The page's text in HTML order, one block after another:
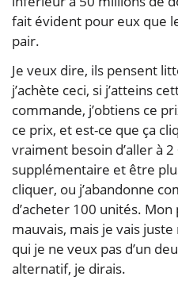
fait évident pour eux que
pair.
Je veux dire, ils pensent
j’achète ceci, si j’atteins
commande, j’obtiens ce
ce prix, et est-ce que ça
vraiment besoin d’aller à
supplémentaire et être
cliquer, ou j’abandonne
d’acheter 100 unités.
mauvais, mais je vais
qui je ne veux pas d’un
alternatif, je dirais.